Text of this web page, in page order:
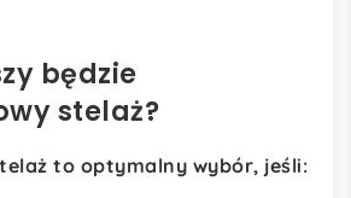
będzie
stelaż?
to optymalny wybór, jeśli: